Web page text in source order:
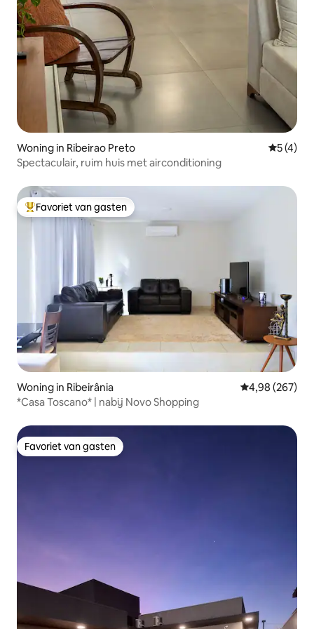
Woning in Ribeirao Preto
5 (4)
Spectaculair, ruim huis met airconditioning
Topfavoriet van gasten
Favoriet van gasten
Woning in Ribeirânia Gemiddelde
4,98 (267)
*Casa Toscano* | nabij Novo Shopping
Favoriet van gasten
Favoriet van gasten